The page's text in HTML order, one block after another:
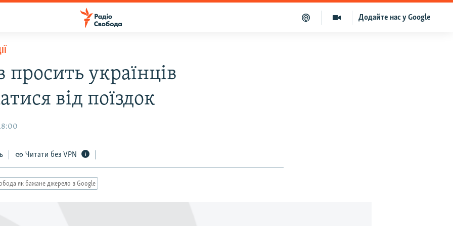
Додайте нас у Google
просить українцiв
вiд поїздок
Читати без VPN
як бажане джерело в Google